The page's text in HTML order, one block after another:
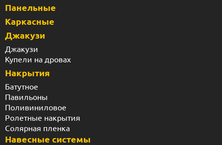
Панельные
Каркасные
Джакузи
Джакузи
Купели на дровах
Накрытия
Батутное
Павильоны
Поливиниловое
Ролетные накрытия
Солярная пленка
Навесные системы